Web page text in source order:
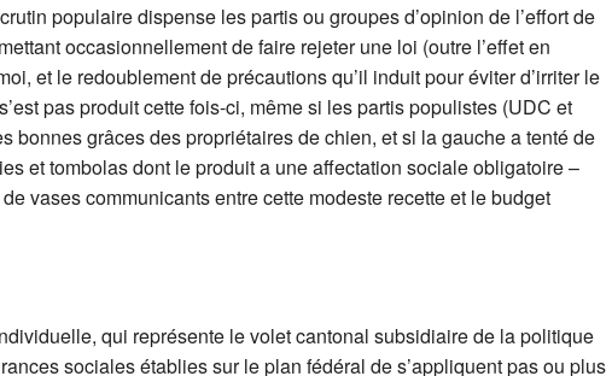
populaire dispense les partis ou groupes d’opinion de l’effort de
occasionnellement de faire rejeter une loi (outre l’effet en
et le redoublement de précautions qu’il induit pour éviter d’irriter le
pas produit cette fois-ci, même si les partis populistes (UDC et
bonnes grâces des propriétaires de chien, et si la gauche a tenté de
et tombolas dont le produit a une affectation sociale obligatoire –
vases communicants entre cette modeste recette et le budget
qui représente le volet cantonal subsidiaire de la politique
sociales établies sur le plan fédéral de s’appliquent pas ou plus